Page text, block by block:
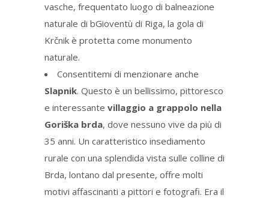
vasche, frequentato luogo di balneazione
naturale di bGioventù di Riga, la gola di
Krčnik è protetta come monumento
naturale.
Consentitemi di menzionare anche
Slapnik. Questo è un bellissimo, pittoresco
e interessante villaggio a grappolo nella
Goriška brda, dove nessuno vive da più di
35 anni. Un caratteristico insediamento
rurale con una splendida vista sulle colline di
Brda, lontano dal presente, offre molti
motivi affascinanti a pittori e fotografi. Era il